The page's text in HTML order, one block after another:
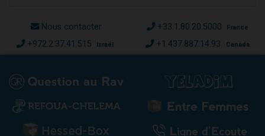
Nous contacter +33.1.80.20.5000 France
+972.2.37.41.515 Israël +1.437.887.14.93 Canada